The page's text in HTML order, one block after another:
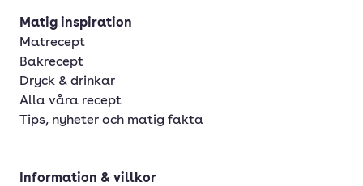
Matig inspiration
Matrecept
Bakrecept
Dryck & drinkar
Alla våra recept
Tips, nyheter och matig fakta
Information & villkor